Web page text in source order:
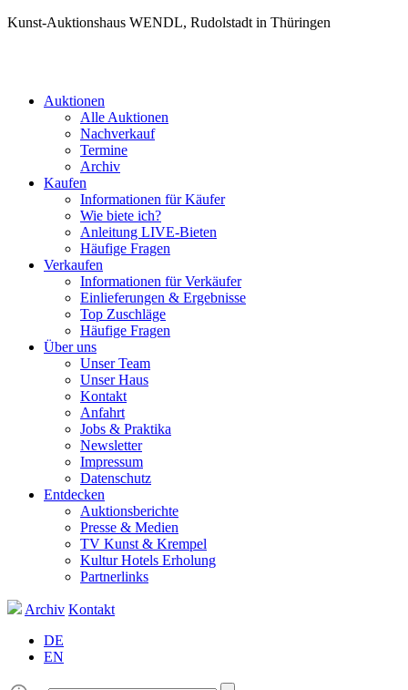
Kunst-Auktionshaus WENDL, Rudolstadt in Thüringen
Auktionen
Alle Auktionen
Nachverkauf
Termine
Archiv
Kaufen
Informationen für Käufer
Wie biete ich?
Anleitung LIVE-Bieten
Häufige Fragen
Verkaufen
Informationen für Verkäufer
Einlieferungen & Ergebnisse
Top Zuschläge
Häufige Fragen
Über uns
Unser Team
Unser Haus
Kontakt
Anfahrt
Jobs & Praktika
Newsletter
Impressum
Datenschutz
Entdecken
Auktionsberichte
Presse & Medien
TV Kunst & Krempel
Kultur Hotels Erholung
Partnerlinks
Archiv Kontakt
DE
EN